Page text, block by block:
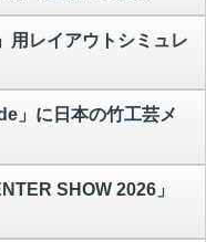
レイアウトシミュレ
」に日本の竹工芸メ
SHOW 2026」